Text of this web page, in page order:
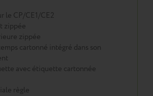
le CP/CE1/CE2
zippée
zippée
cartonné intégré dans son
avec étiquette cartonnée
règle